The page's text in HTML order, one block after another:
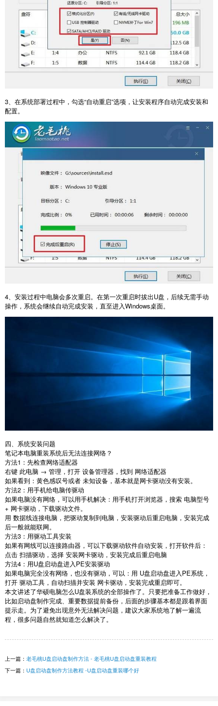
3 、在系统部署过程中，勾选“自动重启”选项，让安装程序自动完成安装和
配置。
4、安装过程中电脑会多次重启。在第一次重启时拔出U盘，后续无需手动
操作，系统会继续自动完成安装，直至进入Windows桌面。
四、系统安装问题
笔记本电脑重装系统后无法连接网络？
方法1 ：先检查网络适配器
右键 此电脑 → 管理，打开 设备管理器，找到 网络适配器
如果看到：黄色感叹号或者 未知设备，基本就是网卡驱动没有安装。
方法2 ：用手机给电脑传驱动
如果电脑没有网络，可以用手机解决：用手机打开浏览器，搜索 电脑型号
+ 网卡驱动，下载驱动文件。
用 数据线连接电脑，把驱动复制到电脑，安装驱动后重启电脑，安装完成
后一般就能联网。
方法3 ：用驱动工具安装
如果有网线可以连接路由器，可以下载驱动软件自动安装，打开软件后：
点击 扫描驱动，选择 安装网卡驱动，安装完成后重启电脑
方法4 ：用U盘启动盘进入 PE安装驱动
如果电脑完全没有网络，也没有驱动，可以：用 U盘启动盘进入 PE系统，
打开 驱动工具，自动扫描并安装 网卡驱动，安装完成重启即可。
本文讲述了华硕电脑怎么U盘装系统的全部操作了。只要把准备工作做好，
比如启动盘制作完成、重要数据提前备份，后面的步骤基本都是跟着界面
提示走。为了避免出现意外无法解决问题，建议大家系统地了解一遍流
程，很多问题自然就知道怎么解决了。
上一篇： 老毛桃U盘启动盘制作方法 - 老毛桃U盘启动盘重装教程
下一篇： U盘启动盘制作方法教程 -U盘启动盘重装哪个好